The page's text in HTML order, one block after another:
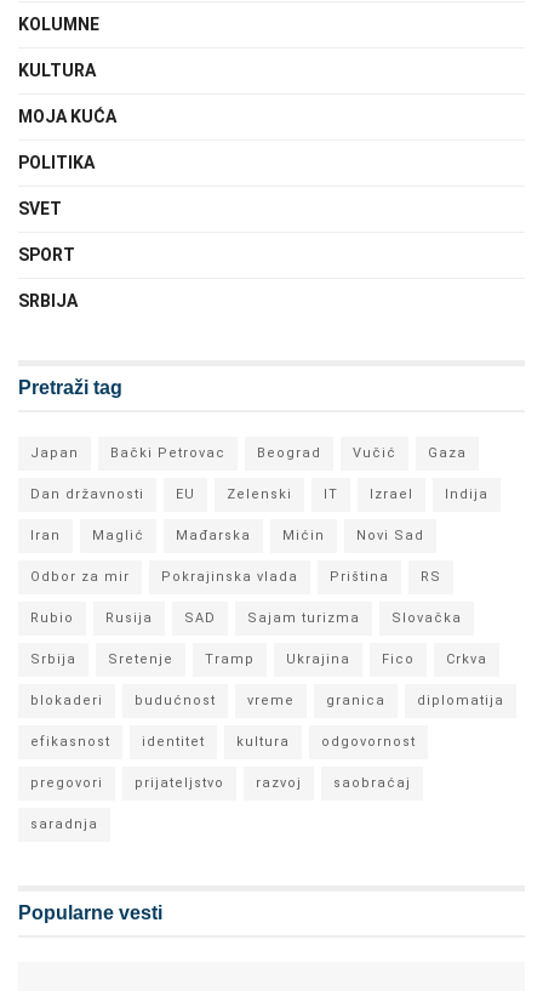
KOLUMNE
KULTURA
MOJA KUĆA
POLITIKA
SVET
SPORT
SRBIJA
Pretraži tag
Japan Bački Petrovac Beograd Vučić Gaza
Dan državnosti EU Zelenski IT Izrael Indija
Iran Maglić Mađarska Mićin Novi Sad
Odbor za mir Pokrajinska vlada Priština RS
Rubio Rusija SAD Sajam turizma Slovačka
Srbija Sretenje Tramp Ukrajina Fico Crkva
blokaderi budućnost vreme granica diplomatija
efikasnost identitet kultura odgovornost
pregovori prijateljstvo razvoj saobraćaj
saradnja
Popularne vesti